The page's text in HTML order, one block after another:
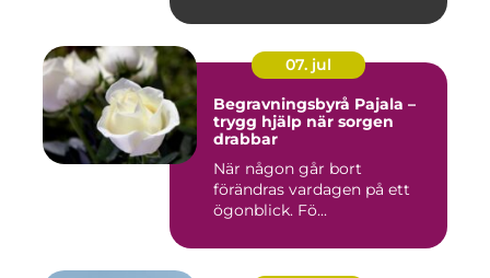
07. jul
Begravningsbyrå Pajala –
trygg hjälp när sorgen
drabbar
När någon går bort
förändras vardagen på ett
ögonblick. Fö...